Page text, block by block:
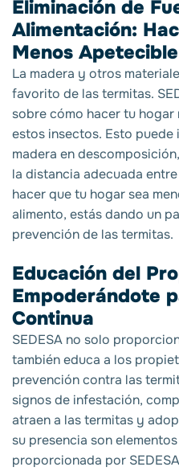
Eliminación de
Alimentación:
Menos Apetecible
La madera y otros
favorito de las termitas.
sobre cómo hacer tu
estos insectos. Esto puede
madera en
la distancia adecuada
hacer que tu hogar sea
alimento, estás dando un
prevención de las termitas.
Educación del
Empoderándote
Continua
SEDESA no solo
también educa a los
prevención contra las
signos de infestación,
atraen a las termitas y
su presencia son
proporcionada por